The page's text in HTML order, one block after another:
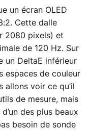
un écran OLED
Cette dalle
2080 pixels) et
de 120 Hz. Sur
un DeltaE inférieur
espaces de couleur
allons voir ce qu’il
de mesure, mais
des plus beaux
besoin de sonde